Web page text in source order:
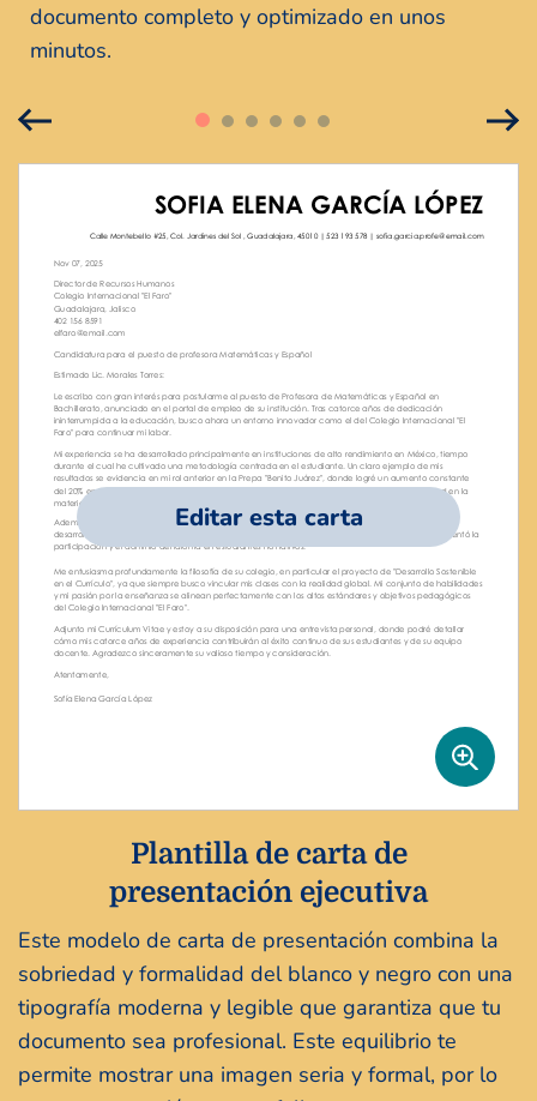
documento completo y optimizado en unos
minutos.
Editar esta carta
Plantilla de carta de
presentación ejecutiva
Este modelo de carta de presentación combina la
sobriedad y formalidad del blanco y negro con una
tipografía moderna y legible que garantiza que tu
documento sea profesional. Este equilibrio te
permite mostrar una imagen seria y formal, por lo